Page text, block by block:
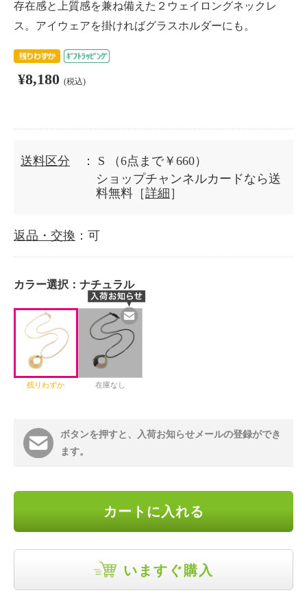
存在感と上質感を兼ね備えた２ウェイロングネックレ
ス。アイウェアを掛ければグラスホルダーにも。
¥8,180 (税込)
送料区分 ： S
（6点まで￥660）
ショップチャンネルカードなら送
料無料［詳細 ］
返品・交換 ：可
カラー選択： ナチュラル
残りわずか 在庫なし
ボタンを押すと、入荷お知らせメールの登録ができ
ます。
カートに入れる
いますぐ購入